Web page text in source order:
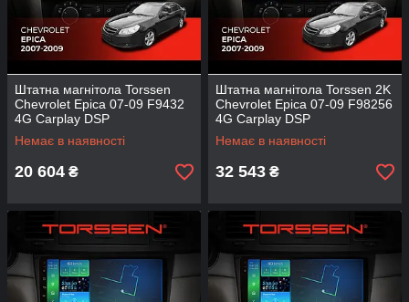
Штатна магнітола Torssen
Chevrolet Epica 07-09 F9432
4G Carplay DSP
Немає в наявності
20 604 ₴
Штатна магнітола Torssen 2K
Chevrolet Epica 07-09 F98256
4G Carplay DSP
Немає в наявності
32 543 ₴